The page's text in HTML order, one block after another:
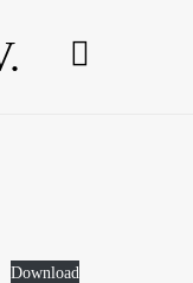
Download